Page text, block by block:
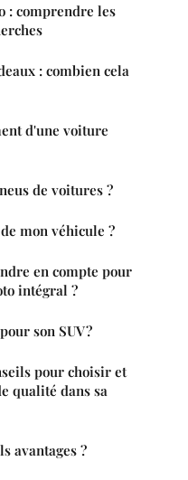
: comprendre les
: combien cela
d'une voiture
de voitures ?
mon véhicule ?
en compte pour
intégral ?
son SUV ?
pour choisir et
qualité dans sa
avantages ?